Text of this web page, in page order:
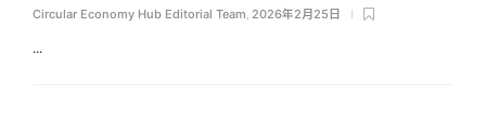
Circular Economy Hub Editorial Team 2026年2月25日
...